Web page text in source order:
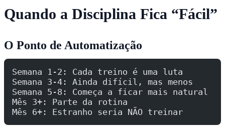
Quando a Disciplina Fica “Fácil”
O Ponto de Automatização
Semana 1-2: Cada treino é uma luta
Semana 3-4: Ainda difícil, mas menos
Semana 5-8: Começa a ficar mais natural
Mês 3+: Parte da rotina
Mês 6+: Estranho seria NÃO treinar